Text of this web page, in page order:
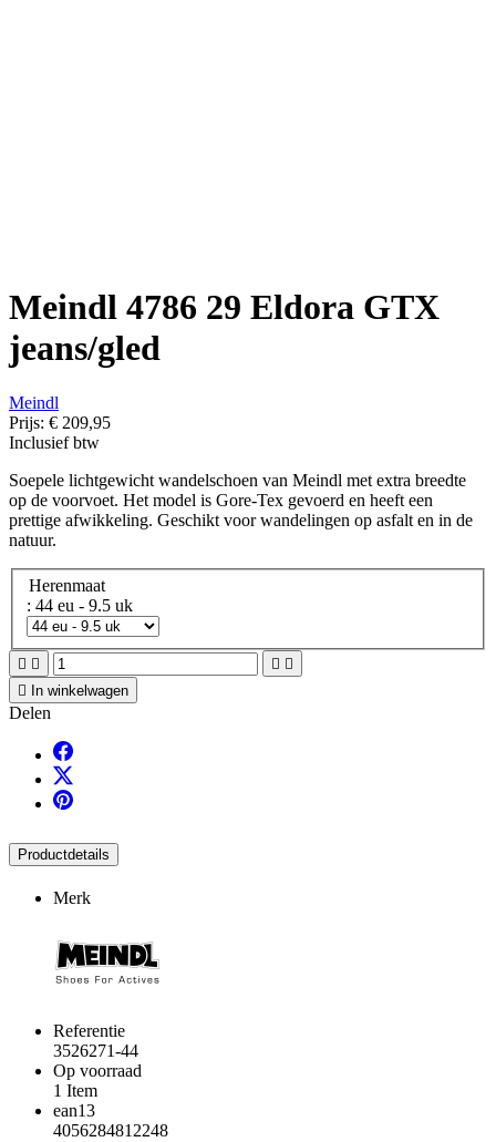
Meindl 4786 29 Eldora GTX
jeans/gled
Meindl
Prijs: € 209,95
Inclusief btw
Soepele lichtgewicht wandelschoen van Meindl met extra breedte
op de voorvoet. Het model is Gore-Tex gevoerd en heeft een
prettige afwikkeling. Geschikt voor wandelingen op asfalt en in de
natuur.
Herenmaat
: 44 eu - 9.5 uk
   

In winkelwagen
Delen
Productdetails
Merk
Referentie
3526271-44
Op voorraad
1 Item
ean13
4056284812248